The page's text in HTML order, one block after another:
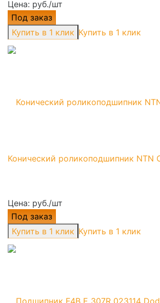
Цена: руб./шт
Под заказ
Купить в 1 клик
Конический роликоподшипник NTN
Цена: руб./шт
Под заказ
Купить в 1 клик